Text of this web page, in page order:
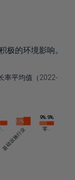
极的环境影响。